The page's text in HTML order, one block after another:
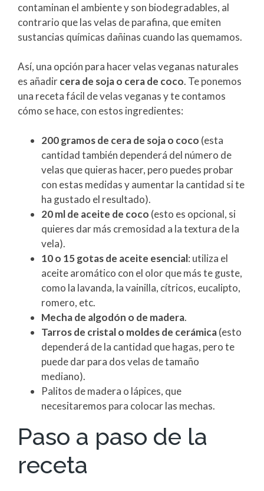
contaminan el ambiente y son biodegradables, al
contrario que las velas de parafina, que emiten
sustancias químicas dañinas cuando las quemamos.
Así, una opción para hacer velas veganas naturales
es añadircera de soja o cera de coco. Te ponemos
una receta fácil de velas veganas y te contamos
cómo se hace, con estos ingredientes:
200 gramos de cera de soja o coco (esta
cantidad también dependerá del número de
velas que quieras hacer, pero puedes probar
con estas medidas y aumentar la cantidad si te
ha gustado el resultado).
20 ml de aceite de coco (esto es opcional, si
quieres dar más cremosidad a la textura de la
vela).
10 o 15 gotas de aceite esencial: utiliza el
aceite aromático con el olor que más te guste,
como la lavanda, la vainilla, cítricos, eucalipto,
romero, etc.
Mecha de algodón o de madera.
Tarros de cristal o moldes de cerámica(esto
dependerá de la cantidad que hagas, pero te
puede dar para dos velas de tamaño
mediano).
Palitos de madera o lápices, que
necesitaremos para colocar las mechas.
Paso a paso de la
receta